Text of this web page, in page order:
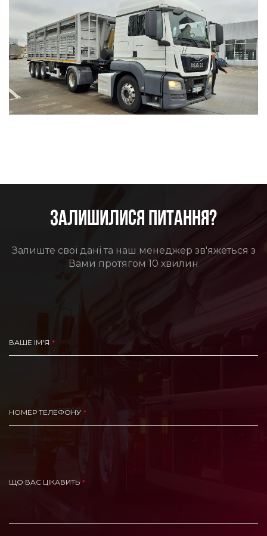
ЗАЛИШИЛИСЯ ПИТАННЯ?
Залиште свої дані та наш менеджер зв'яжеться з
Вами протягом 10 хвилин
ВАШЕ ІМ'Я
НОМЕР ТЕЛЕФОНУ
ЩО ВАС ЦІКАВИТЬ